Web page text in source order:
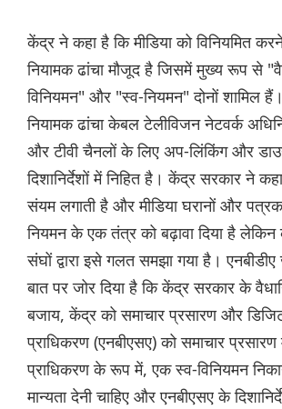
केंद्र ने कहा है कि मीडिया को विनियमित
नियामक ढांचा मौजूद है जिसमें मुख्य रूप से
विनियमन" और "स्व-नियमन" दोनों शामिल
नियामक ढांचा केबल टेलीविजन नेटवर्क
और टीवी चैनलों के लिए अप-लिंकिंग और
दिशानिर्देशों में निहित है। केंद्र सरकार ने
संयम लगाती है और मीडिया घरानों और
नियमन के एक तंत्र को बढ़ावा दिया है
संघों द्वारा इसे गलत समझा गया है।
बात पर जोर दिया है कि केंद्र सरकार के
बजाय, केंद्र को समाचार प्रसारण और
प्राधिकरण (एनबीएसए) को समाचार
प्राधिकरण के रूप में, एक स्व-विनियमन
मान्यता देनी चाहिए और एनबीएसए के